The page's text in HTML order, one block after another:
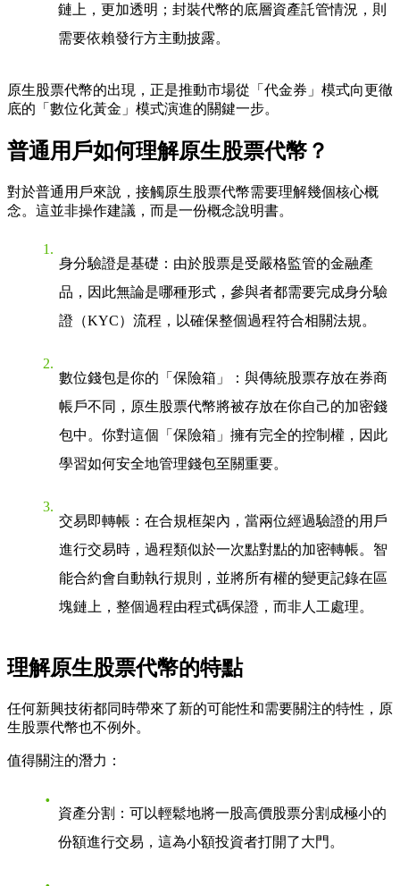
鏈上，更加透明；封裝代幣的底層資產託管情況，則
需要依賴發行方主動披露。
原生股票代幣的出現，正是推動市場從「代金券」模式向更徹
底的「數位化黃金」模式演進的關鍵一步。
普通用戶如何理解原生股票代幣？
對於普通用戶來說，接觸原生股票代幣需要理解幾個核心概
念。這並非操作建議，而是一份概念說明書。
身分驗證是基礎 ：由於股票是受嚴格監管的金融產
品，因此無論是哪種形式，參與者都需要完成身分驗
證（KYC）流程，以確保整個過程符合相關法規。
數位錢包是你的「保險箱」
：與傳統股票存放在券商
帳戶不同，原生股票代幣將被存放在你自己的加密錢
包中。你對這個「保險箱」擁有完全的控制權，因此
學習如何安全地管理錢包至關重要。
交易即轉帳 ：在合規框架內，當兩位經過驗證的用戶
進行交易時，過程類似於一次點對點的加密轉帳。智
能合約會自動執行規則，並將所有權的變更記錄在區
塊鏈上，整個過程由程式碼保證，而非人工處理。
理解原生股票代幣的特點
任何新興技術都同時帶來了新的可能性和需要關注的特性，原
生股票代幣也不例外。
值得關注的潛力 ：
資產分割 ：可以輕鬆地將一股高價股票分割成極小的
份額進行交易，這為小額投資者打開了大門。